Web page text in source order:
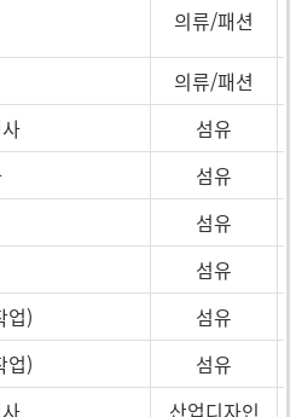
의류/패션
의류/패션
섬유
섬유
섬유
섬유
업)
섬유
업)
섬유
산업디자인